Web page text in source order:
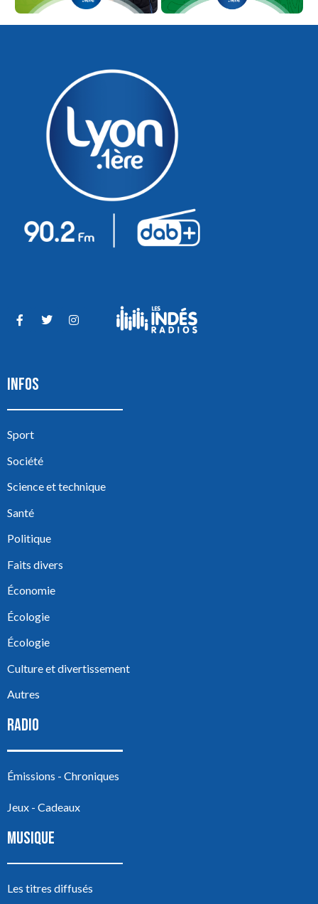
INFOS
Sport
Société
Science et technique
Santé
Politique
Faits divers
Économie
Écologie
Écologie
Culture et divertissement
Autres
RADIO
Émissions - Chroniques
Jeux - Cadeaux
MUSIQUE
Les titres diffusés